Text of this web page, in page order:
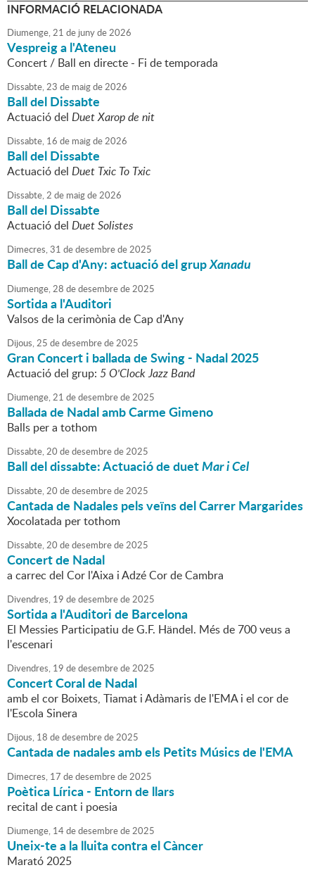
INFORMACIÓ RELACIONADA
Diumenge,21 de junyde2026
Vespreig a l'Ateneu
Concert / Ball en directe - Fi de temporada
Dissabte,23 de maigde2026
Ball del Dissabte
Actuació del Duet Xarop de nit
Dissabte, 16 de maigde2026
Ball del Dissabte
Actuació del Duet Txic To Txic
Dissabte,2 de maigde2026
Ball del Dissabte
Actuació del Duet Solistes
Dimecres,31 dedesembrede2025
Ball de Cap d'Any: actuació del grupXanadu
Diumenge,28 dedesembrede2025
Sortida a l'Auditori
Valsos de la cerimònia de Cap d'Any
Dijous,25 dedesembrede2025
Gran Concert i ballada de Swing - Nadal 2025
Actuació del grup: 5 O'Clock Jazz Band
Diumenge,21 dedesembrede2025
Ballada de Nadal amb Carme Gimeno
Balls per a tothom
Dissabte,20 dedesembrede2025
Ball del dissabte: Actuació de duetMar i Cel
Dissabte,20 dedesembrede2025
Cantada de Nadales pels veïns del Carrer Margarides
Xocolatada per tothom
Dissabte,20 dedesembrede2025
Concert de Nadal
a carrec del Cor l'Aixa i Adzé Cor de Cambra
Divendres, 19 dedesembrede2025
Sortida a l'Auditori de Barcelona
El Messies Participatiu de G.F. Händel. Més de 700 veus a
l'escenari
Divendres, 19 dedesembrede2025
Concert Coral de Nadal
amb el cor Boixets, Tiamat i Adàmaris de l'EMA i el cor de
l'Escola Sinera
Dijous, 18 dedesembrede2025
Cantada de nadales amb els Petits Músics de l'EMA
Dimecres, 17 dedesembrede2025
Poètica Lírica - Entorn de llars
recital de cant i poesia
Diumenge, 14dedesembrede2025
Uneix-te a la lluita contra el Càncer
Marató 2025